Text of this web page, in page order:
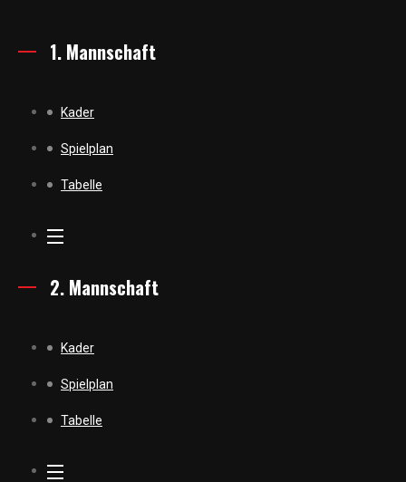
1. Mannschaft
Kader
Spielplan
Tabelle
2. Mannschaft
Kader
Spielplan
Tabelle